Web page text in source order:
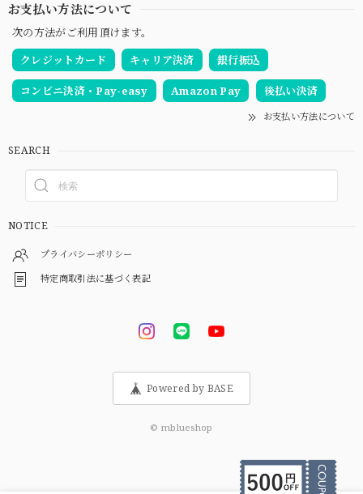
お支払い方法について
次の方法がご利用頂けます。
クレジットカード
キャリア決済 銀行振込
コンビニ決済・Pay-easy Amazon Pay 後払い決済
お支払い方法について
SEARCH
NOTICE
プライバシーポリシー
特定商取引法に基づく表記
Powered by BASE
© mblueshop